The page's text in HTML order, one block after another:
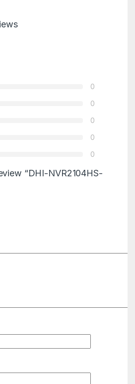
0
0
0
0
0
“DHI-NVR2104HS-